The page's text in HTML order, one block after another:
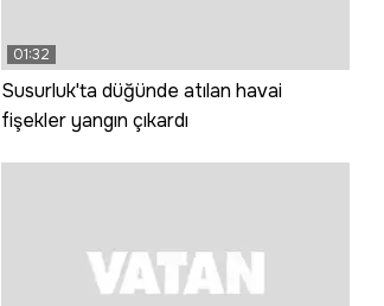
01:32
Susurluk'ta düğünde atılan havai
fişekler yangın çıkardı